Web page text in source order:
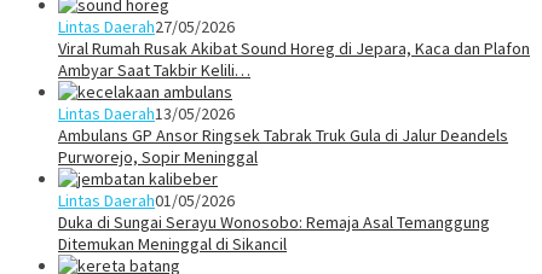
Lintas Daerah27/05/2026
Viral Rumah Rusak Akibat Sound Horeg di Jepara, Kaca dan Plafon
Ambyar Saat Takbir Kelili…
Lintas Daerah13/05/2026
Ambulans GP Ansor Ringsek Tabrak Truk Gula di Jalur Deandels
Purworejo, Sopir Meninggal
Lintas Daerah01/05/2026
Duka di Sungai Serayu Wonosobo: Remaja Asal Temanggung
Ditemukan Meninggal di Sikancil